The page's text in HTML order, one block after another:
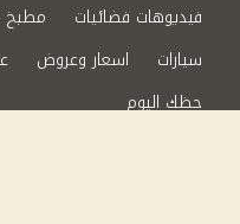
فيديوهات فضائيات
مطبخ
سيارات
اسعار وعروض
حظك اليوم